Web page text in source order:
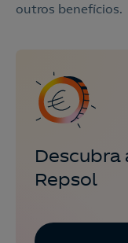
outros benefícios.
Repsol